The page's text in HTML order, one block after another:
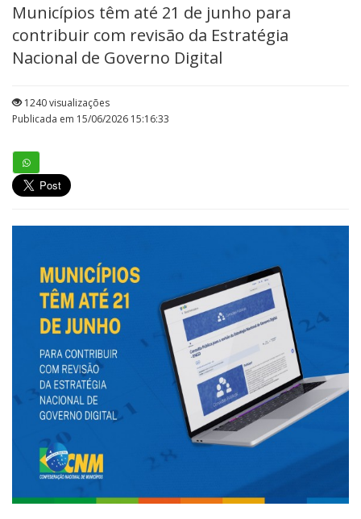
Municípios têm até 21 de junho para
contribuir com revisão da Estratégia
Nacional de Governo Digital
1240 visualizações
Publicada em 15/06/2026 15:16:33